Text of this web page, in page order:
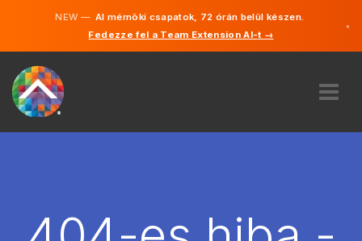
NEW —AI mérnöki csapatok, 72 órán belül készen.
Fedezze fel a Team Extension AI-t →
×
BÉREL